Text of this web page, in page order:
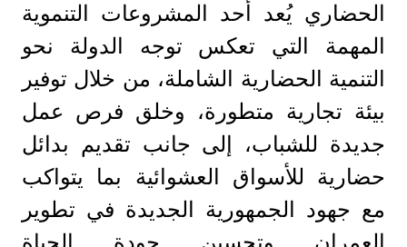
الحضاري يُعد أحد المشروعات التنموية
المهمة التي تعكس توجه الدولة نحو
التنمية الحضارية الشاملة، من خلال توفير
بيئة تجارية متطورة، وخلق فرص عمل
جديدة للشباب، إلى جانب تقديم بدائل
حضارية للأسواق العشوائية بما يتواكب
مع جهود الجمهورية الجديدة في تطوير